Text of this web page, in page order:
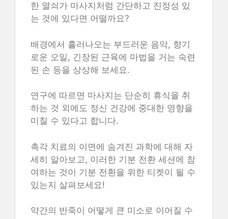
한 열쇠가 마사지처럼 간단하고 진정성 있
는 것에 있다면 어떨까요?
배경에서 흘러나오는 부드러운 음악, 향기
로운 오일, 긴장된 근육에 마법을 거는 숙련
된 손 등을 상상해 보세요.
연구에 따르면 마사지는 단순히 휴식을 취
하는 것 외에도 정신 건강에 중대한 영향을
미칠 수 있다고 합니다.
촉각 치료의 이면에 숨겨진 과학에 대해 자
세히 알아보고, 이러한 기분 전환 세션에 참
여하는 것이 기분 전환을 위한 티켓이 될 수
있는지 살펴보세요!
약간의 반죽이 어떻게 큰 미소로 이어질 수